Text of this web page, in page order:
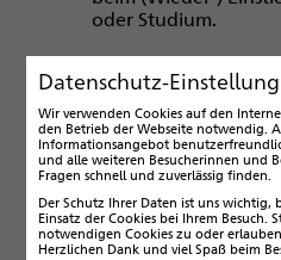
oder Studium.
Vereinbaren Sie Ihren
vorab telefonisch unter
Ihrem Besuch im blista-
Datenschutz-
Wir verwenden Cookies auf den
den Betrieb der Webseite notwendig.
Informationsangebot
und alle weiteren Besucherinnen und
Fragen schnell und zuverlässig finden.
Der Schutz Ihrer Daten ist uns wichtig,
Einsatz der Cookies bei Ihrem Besuch.
notwendigen Cookies zu oder
Herzlichen Dank und viel Spaß beim